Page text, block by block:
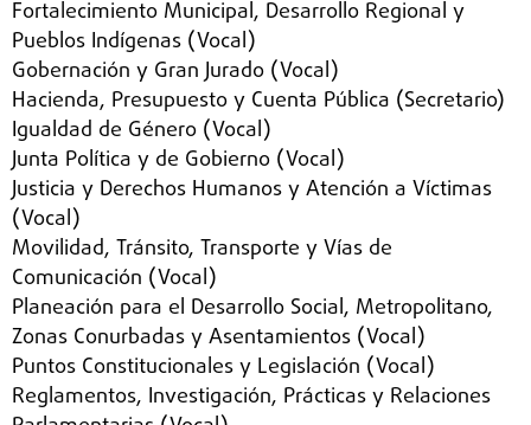
Fortalecimiento Municipal, Desarrollo Regional y
Pueblos Indígenas (Vocal)
Gobernación y Gran Jurado (Vocal)
Hacienda, Presupuesto y Cuenta Pública (Secretario)
Igualdad de Género (Vocal)
Junta Política y de Gobierno (Vocal)
Justicia y Derechos Humanos y Atención a Víctimas
(Vocal)
Movilidad, Tránsito, Transporte y Vías de
Comunicación (Vocal)
Planeación para el Desarrollo Social, Metropolitano,
Zonas Conurbadas y Asentamientos (Vocal)
Puntos Constitucionales y Legislación (Vocal)
Reglamentos, Investigación, Prácticas y Relaciones